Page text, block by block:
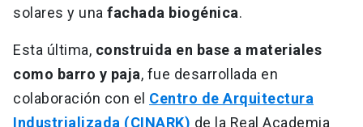
solares y una fachada biogénica.
Esta última, construida en base a materiales
como barro y paja, fue desarrollada en
colaboración con el Centro de Arquitectura
Industrializada (CINARK) de la Real Academia